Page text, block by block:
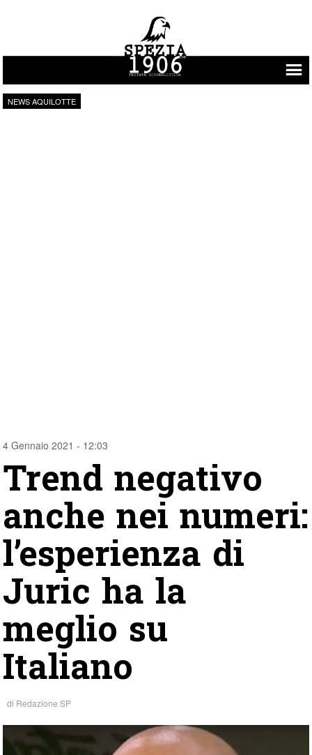
Vai al contenuto
NEWS AQUILOTTE
4 Gennaio 2021 - 12:03
Trend negativo
anche nei numeri:
l’esperienza di
Juric ha la
meglio su
Italiano
di Redazione SP